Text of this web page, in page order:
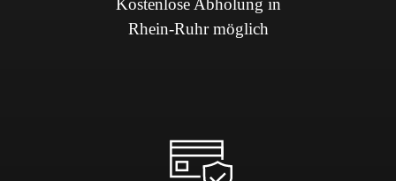
Kostenlose Abholung in
Rhein-Ruhr möglich